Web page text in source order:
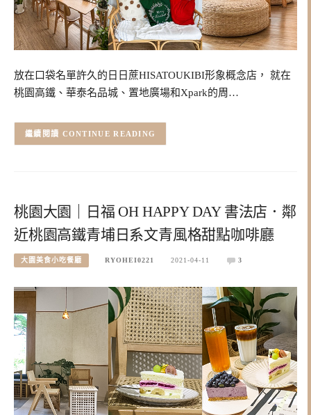
放在口袋名單許久的日日蔗HISATOUKIBI形象概念店， 就在
桃園高鐵、華泰名品城、置地廣場和Xpark的周…
CONTINUE READING
桃園大園｜日福 OH HAPPY DAY 書法店．鄰
近桃園高鐵青埔日系文青風格甜點咖啡廳
大園美食小吃餐廳 RYOHEI0221 2021-04-11 3